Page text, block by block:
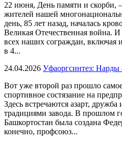
22 июня, День памяти и скорби, –
жителей нашей
день, 85 лет назад, началась
Великая Отечественная война.
всех наших сограждан, включая
в 4...
24.04.2026 Уфаоргсинтез: Нарды
Вот уже второй раз прошло
спортивное состязание на
Здесь встречаются азарт,
традициями завода. В прошлом
Башкортостан была создана
конечно, профсоюз...